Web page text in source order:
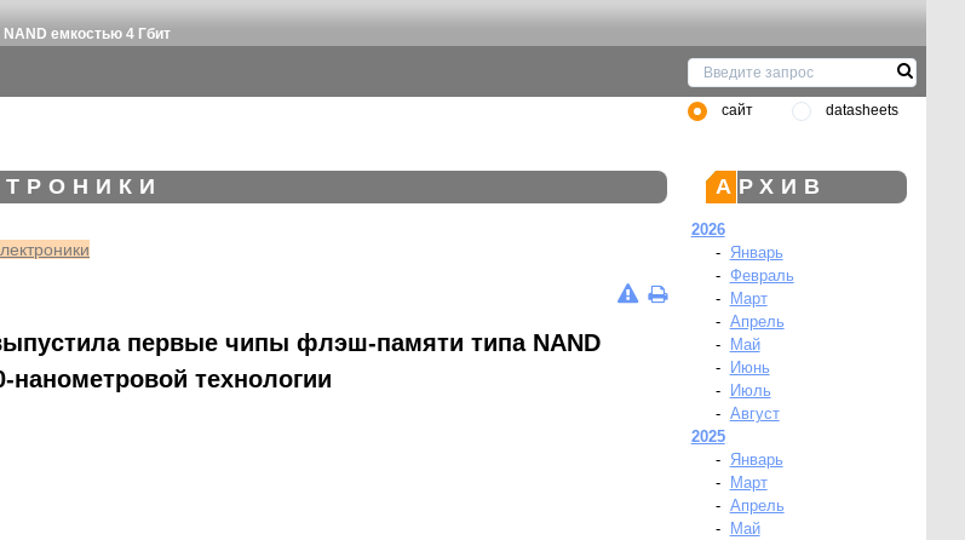
емкостью 4 Гбит
сайт datasheets
первые чипы флэш-памяти типа NAND
нанометровой технологии
АРХИВ
2026
-
Январь
- Февраль
-
Март
- Апрель
-
Май
-
Июнь
-
Июль
- Август
2025
-
Январь
-
Март
- Апрель
-
Май